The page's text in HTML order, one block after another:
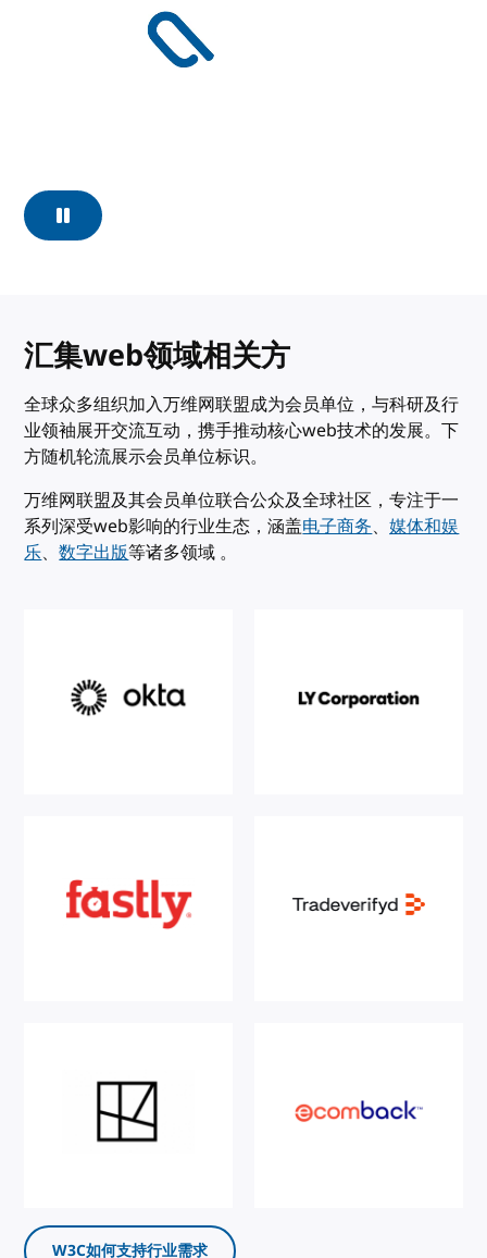
暂停
汇集web领域相关方
全球众多组织加入万维网联盟成为会员单位，与科研及行
业领袖展开交流互动，携手推动核心web技术的发展。下
方随机轮流展示会员单位标识。
万维网联盟及其会员单位联合公众及全球社区，专注于一
系列深受web影响的行业生态，涵盖电子商务、媒体和娱
乐、数字出版等诸多领域 。
W3C如何支持行业需求